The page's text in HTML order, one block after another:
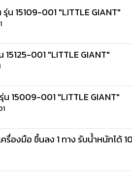
15109-001 "LITTLE GIANT"
001 "LITTLE GIANT"
15009-001 "LITTLE GIANT"
องมือ ขึ้นลง 1 ทาง รับน้ำหนักได้